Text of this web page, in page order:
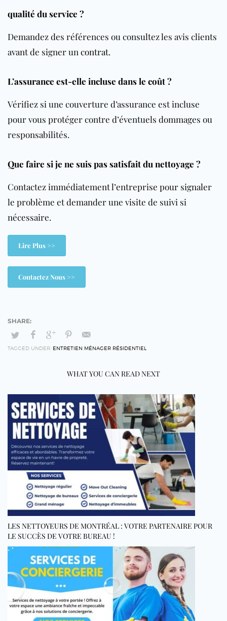
qualité du service ?
Demandez des références ou consultez les avis clients
avant de signer un contrat.
L’assurance est-elle incluse dans le coût ?
Vérifiez si une couverture d’assurance est incluse
pour vous protéger contre d’éventuels dommages ou
responsabilités.
Que faire si je ne suis pas satisfait du nettoyage ?
Contactez immédiatement l’entreprise pour signaler
le problème et demander une visite de suivi si
nécessaire.
Lire Plus >>
Contactez Nous >>
TAGGED UNDER: ENTRETIEN MÉNAGER RÉSIDENTIEL
WHAT YOU CAN READ NEXT
LES NETTOYEURS DE MONTRÉAL : VOTRE PARTENAIRE POUR
LE SUCCÈS DE VOTRE BUREAU !